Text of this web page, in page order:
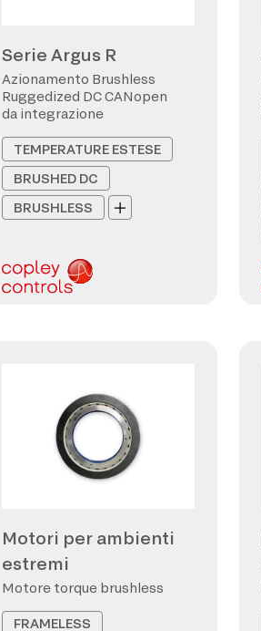
Serie Argus R
Azionamento Brushless
Ruggedized DC CANopen
da integrazione
TEMPERATURE ESTESE
BRUSHED DC
BRUSHLESS
Motori per ambienti
estremi
Motore torque brushless
FRAMELESS